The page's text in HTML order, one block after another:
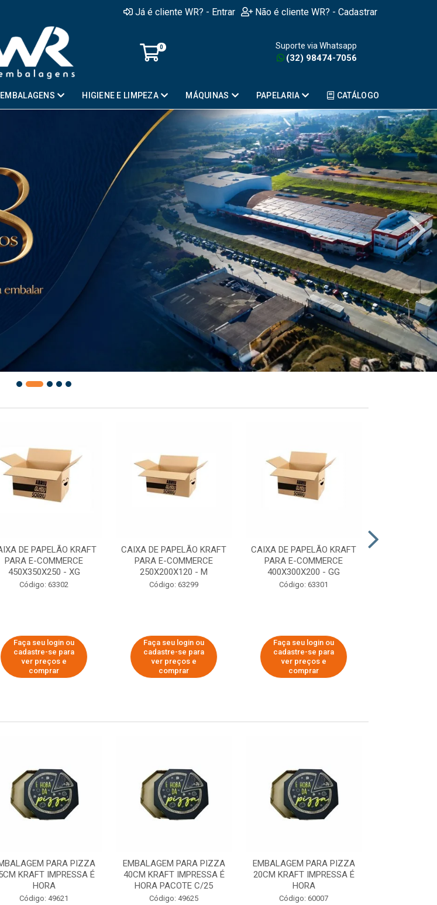
Já é cliente WR? - Entrar Não é cliente WR? - Cadastrar
0 Suporte via Whatsapp
(32) 98474-7056
EMBALAGENS HIGIENE E LIMPEZA MÁQUINAS PAPELARIA CATÁLOGO
DE PAPELÃO KRAFT
PARA E-COMMERCE
450X350X250 - XG
Código: 63302
Faça seu login ou
cadastre-se para
ver preços e
comprar
CAIXA DE PAPELÃO KRAFT
PARA E-COMMERCE
250X200X120 - M
Código: 63299
Faça seu login ou
cadastre-se para
ver preços e
comprar
CAIXA DE PAPELÃO KRAFT
PARA E-COMMERCE
400X300X200 - GG
Código: 63301
Faça seu login ou
cadastre-se para
ver preços e
comprar
PARA PIZZA
KRAFT IMPRESSA É
HORA
Código: 49621
EMBALAGEM PARA PIZZA
40CM KRAFT IMPRESSA É
HORA PACOTE C/25
Código: 49625
EMBALAGEM PARA PIZZA
20CM KRAFT IMPRESSA É
HORA
Código: 60007